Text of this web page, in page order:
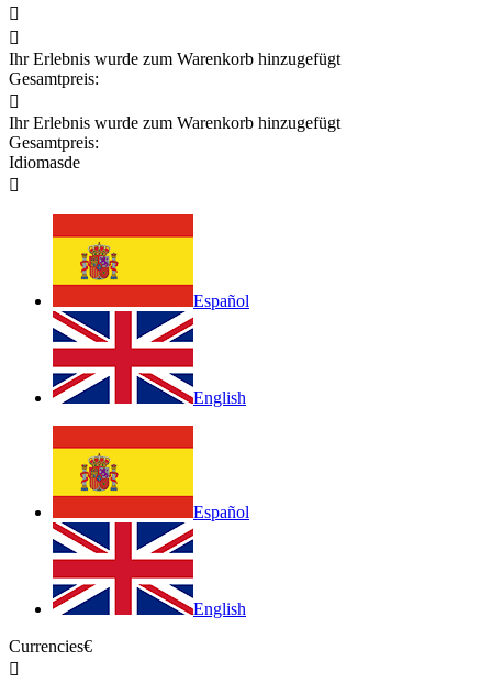


Ihr Erlebnis wurde zum Warenkorb hinzugefügt
Gesamtpreis:

Ihr Erlebnis wurde zum Warenkorb hinzugefügt
Gesamtpreis:
Idiomasde

Español
English
Español
English
Currencies€
